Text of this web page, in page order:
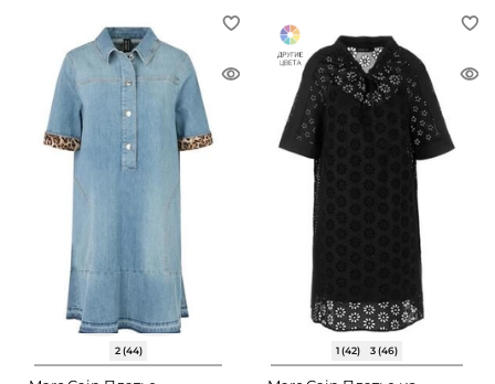
2 (44) 1 (42) 3 (46)